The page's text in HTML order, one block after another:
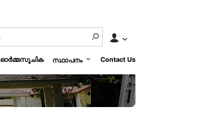
ഓർമ്മസൂചിക സ്ഥാപനം Contact Us